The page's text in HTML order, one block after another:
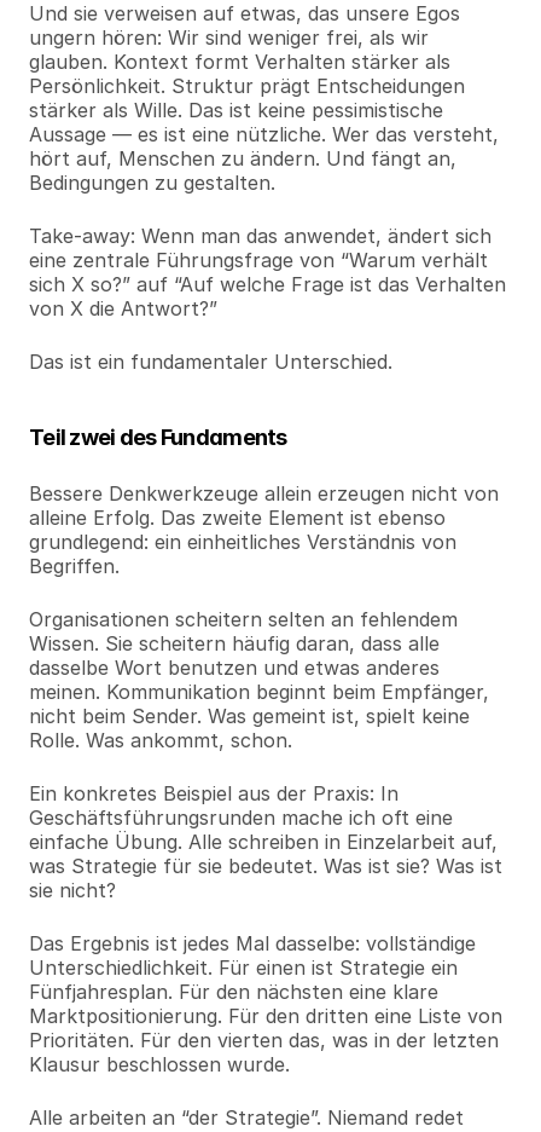
Und sie verweisen auf etwas, das unsere Egos
ungern hören: Wir sind weniger frei, als wir
glauben. Kontext formt Verhalten stärker als
Persönlichkeit. Struktur prägt Entscheidungen
stärker als Wille. Das ist keine pessimistische
Aussage — es ist eine nützliche. Wer das versteht,
hört auf, Menschen zu ändern. Und fängt an,
Bedingungen zu gestalten.
Take-away: Wenn man das anwendet, ändert sich
eine zentrale Führungsfrage von “Warum verhält
sich X so?” auf “Auf welche Frage ist das Verhalten
von X die Antwort?”
Das ist ein fundamentaler Unterschied.
Teil zwei des Fundaments
Bessere Denkwerkzeuge allein erzeugen nicht von
alleine Erfolg. Das zweite Element ist ebenso
grundlegend: ein einheitliches Verständnis von
Begriffen.
Organisationen scheitern selten an fehlendem
Wissen. Sie scheitern häufig daran, dass alle
dasselbe Wort benutzen und etwas anderes
meinen. Kommunikation beginnt beim Empfänger,
nicht beim Sender. Was gemeint ist, spielt keine
Rolle. Was ankommt, schon.
Ein konkretes Beispiel aus der Praxis: In
Geschäftsführungsrunden mache ich oft eine
einfache Übung. Alle schreiben in Einzelarbeit auf,
was Strategie für sie bedeutet. Was ist sie? Was ist
sie nicht?
Das Ergebnis ist jedes Mal dasselbe: vollständige
Unterschiedlichkeit. Für einen ist Strategie ein
Fünfjahresplan. Für den nächsten eine klare
Marktpositionierung. Für den dritten eine Liste von
Prioritäten. Für den vierten das, was in der letzten
Klausur beschlossen wurde.
Alle arbeiten an “der Strategie”. Niemand redet